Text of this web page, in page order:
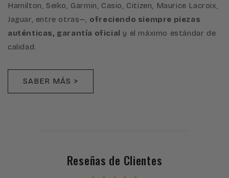
Hamilton, Seiko, Garmin, Casio, Citizen, Maurice Lacroix,
Jaguar, entre otras—, ofreciendo siempre piezas
auténticas, garantía oficial y el máximo estándar de
calidad.
SABER MÁS >
Reseñas de Clientes